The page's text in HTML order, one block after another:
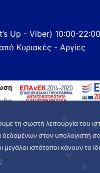
Up - Viber) 10:00-22:00
Κυριακές - Αργίες
rights reserved.
τη σωστή λειτουργία του
δεδομένων στον υπολογιστή
ιστότοποι κάνουν το